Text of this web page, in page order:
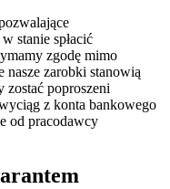
stanie spłacić
zgodę mimo
nasze zarobki stanowią
poproszeni
z konta bankowego
od pracodawcy